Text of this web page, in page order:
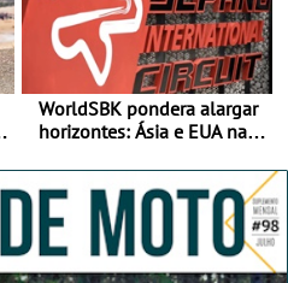
WorldSBK pondera alargar
horizontes: Ásia e EUA na